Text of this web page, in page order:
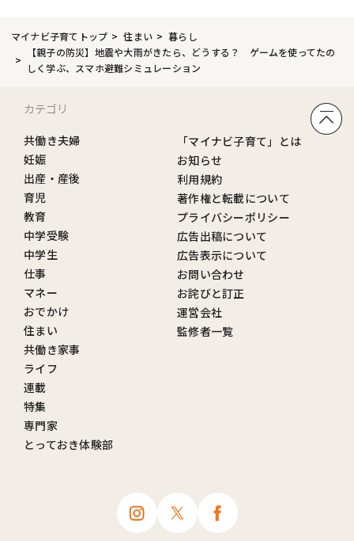
マイナビ子育てトップ 住まい
暮らし
【親子の防災】地震や大雨がきたら、どうする？ ゲームを使ってたの
しく学ぶ、スマホ避難シミュレーション
カテゴリ
共働き夫婦
妊娠
出産・産後
育児
教育
中学受験
中学生
仕事
マネー
おでかけ
住まい
共働き家事
ライフ
連載
特集
専門家
とっておき体験部
「マイナビ子育て」とは
お知らせ
利用規約
著作権と転載について
プライバシーポリシー
広告出稿について
広告表示について
お問い合わせ
お詫びと訂正
運営会社
監修者一覧